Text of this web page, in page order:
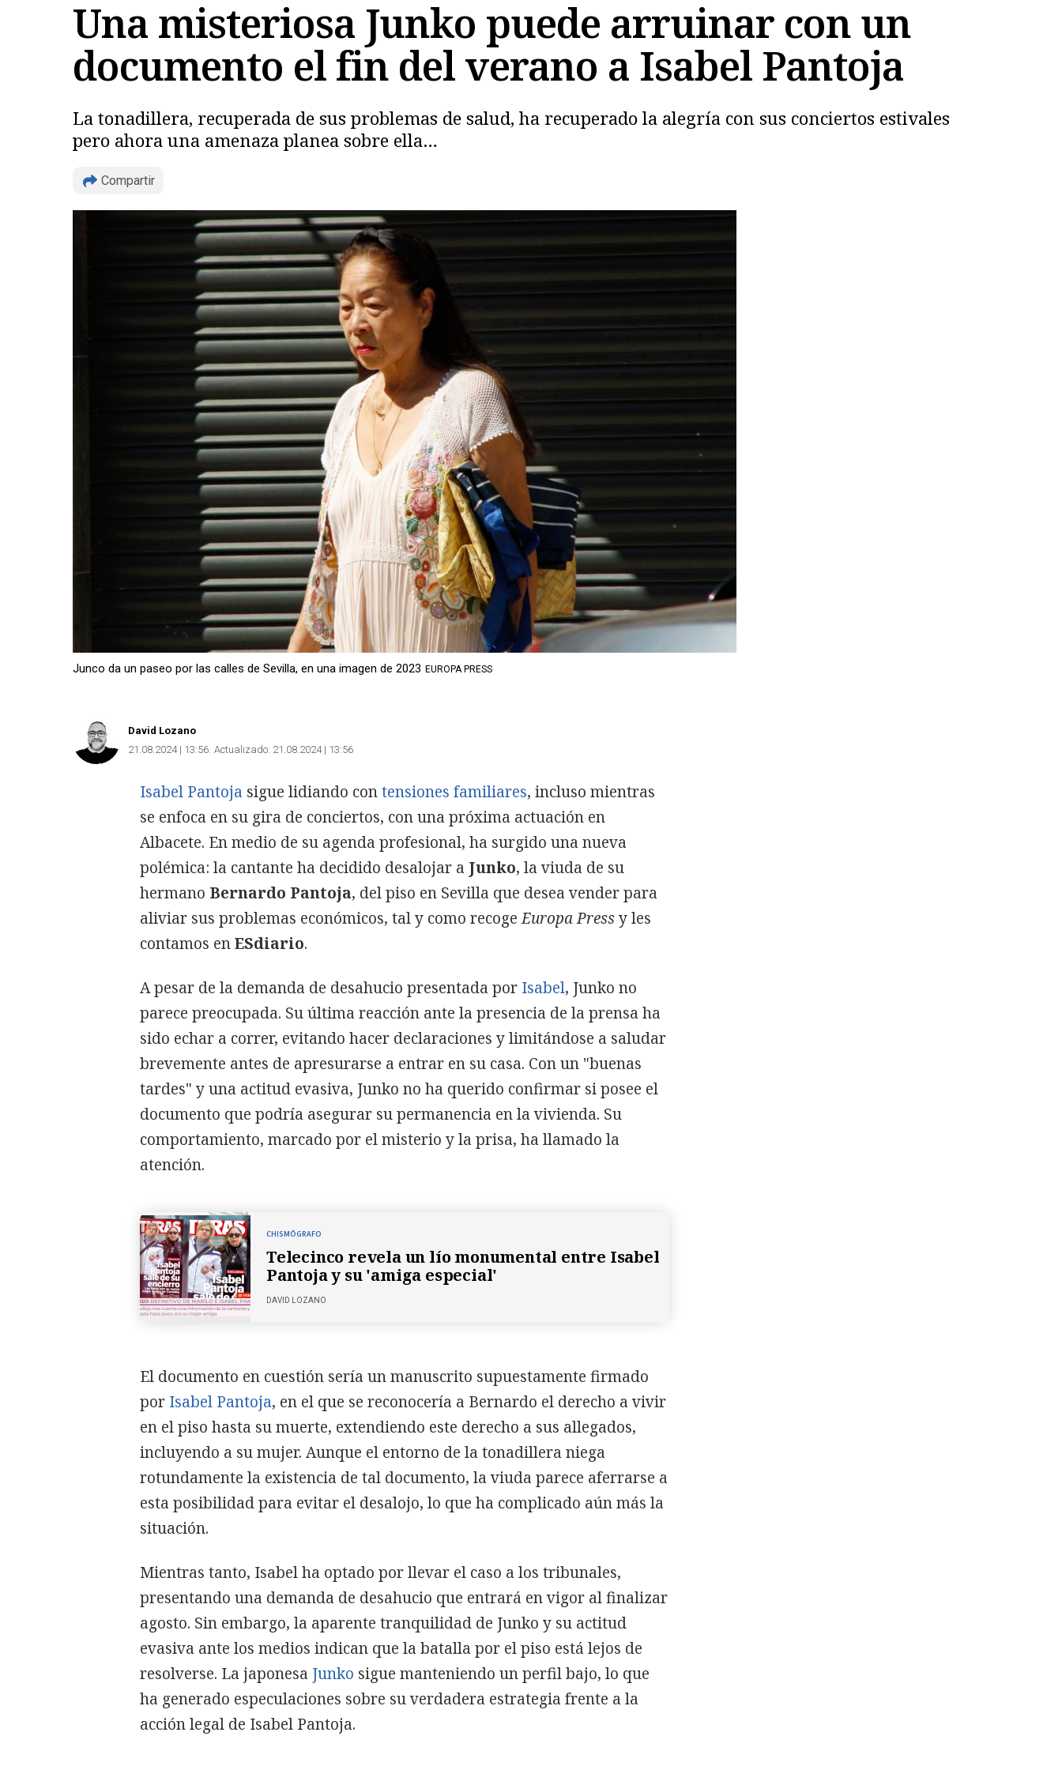
Una misteriosa Junko puede arruinar con un
documento el fin del verano a Isabel Pantoja
La tonadillera, recuperada de sus problemas de salud, ha recuperado la alegría con sus conciertos estivales
pero ahora una amenaza planea sobre ella…
Compartir
Copiar
Junco da un paseo por las calles de Sevilla, en una imagen de 2023 EUROPA PRESS
David Lozano
21.08.2024 | 13:56 Actualizado: 21.08.2024 | 13:56
Isabel Pantoja sigue lidiando contensiones familiares, incluso mientras
se enfoca en su gira de conciertos, con una próxima actuación en
Albacete. En medio de su agenda profesional, ha surgido una nueva
polémica: la cantante ha decidido desalojar a Junko, la viuda de su
hermano Bernardo Pantoja, del piso en Sevilla que desea vender para
aliviar sus problemas económicos, tal y como recogeEuropa Pressy les
contamos enESdiario.
A pesar de la demanda de desahucio presentada por Isabel, Junko no
parece preocupada. Su última reacción ante la presencia de la prensa ha
sido echar a correr, evitando hacer declaraciones y limitándose a saludar
brevemente antes de apresurarse a entrar en su casa. Con un "buenas
tardes" y una actitud evasiva, Junko no ha querido confirmar si posee el
documento que podría asegurar su permanencia en la vivienda. Su
comportamiento, marcado por el misterio y la prisa, ha llamado la
atención.
CHISMÓGRAFO
Telecinco revela un lío monumental entre Isabel
Pantoja y su 'amiga especial'
DAVID LOZANO
El documento en cuestión sería un manuscrito supuestamente firmado
por Isabel Pantoja, en el que se reconocería a Bernardo el derecho a vivir
en el piso hasta su muerte, extendiendo este derecho a sus allegados,
incluyendo a su mujer. Aunque el entorno de la tonadillera niega
rotundamente la existencia de tal documento, la viuda parece aferrarse a
esta posibilidad para evitar el desalojo, lo que ha complicado aún más la
situación.
Mientras tanto, Isabel ha optado por llevar el caso a los tribunales,
presentando una demanda de desahucio que entrará en vigor al finalizar
agosto. Sin embargo, la aparente tranquilidad de Junko y su actitud
evasiva ante los medios indican que la batalla por el piso está lejos de
resolverse. La japonesa Junko sigue manteniendo un perfil bajo, lo que
ha generado especulaciones sobre su verdadera estrategia frente a la
acción legal de Isabel Pantoja.